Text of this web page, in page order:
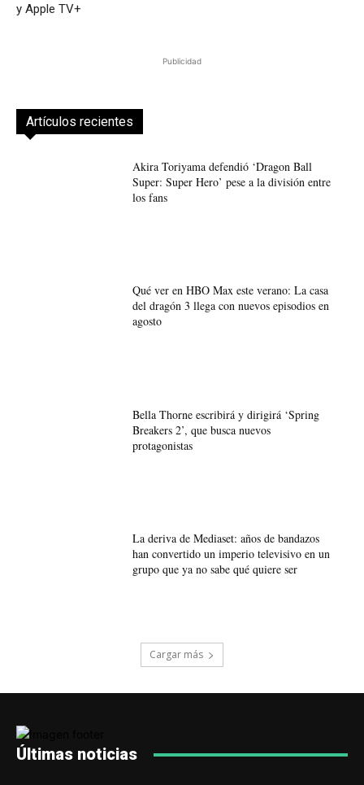
y Apple TV+
Publicidad
Artículos recientes
Akira Toriyama defendió ‘Dragon Ball
Super: Super Hero’ pese a la división entre
los fans
Qué ver en HBO Max este verano: La casa
del dragón 3 llega con nuevos episodios en
agosto
Bella Thorne escribirá y dirigirá ‘Spring
Breakers 2’, que busca nuevos
protagonistas
La deriva de Mediaset: años de bandazos
han convertido un imperio televisivo en un
grupo que ya no sabe qué quiere ser
Cargar más
Últimas noticias